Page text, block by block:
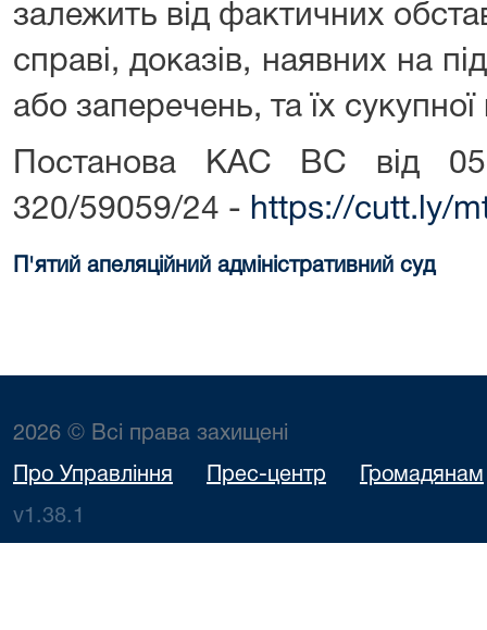
залежить від фактичних
справі, доказів, наявних на
або заперечень, та їх сукупної
Постанова КАС ВС від
320/59059/24 - https://cutt.ly/
П'ятий апеляційний адміністративний суд
2026 © Всі права захищені
Про Управління Прес-центр Громадянам
v1.38.1